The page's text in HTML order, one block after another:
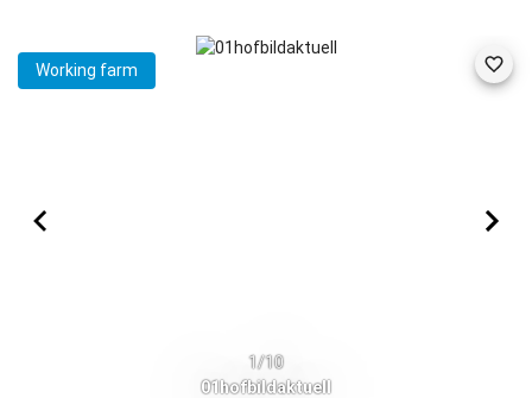
Working farm
1/10
01hofbildaktuell